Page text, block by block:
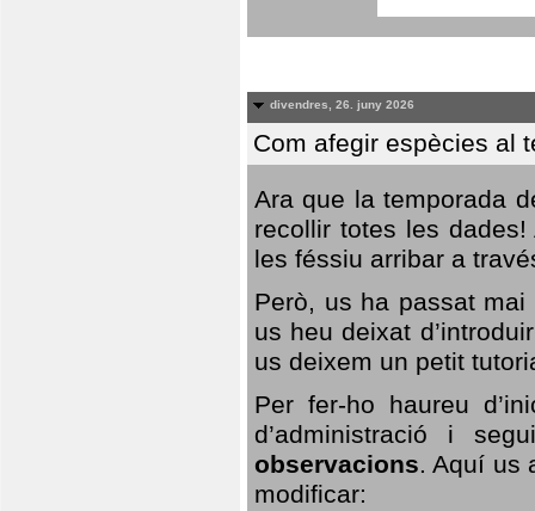
divendres, 26. juny 2026
Com afegir espècies al
Ara que la temporada
recollir totes les
les féssiu arribar a
Però, us ha passat
us heu deixat
us deixem un petit
Per fer-ho haureu
d’administració i
observacions. Aquí us
modificar: